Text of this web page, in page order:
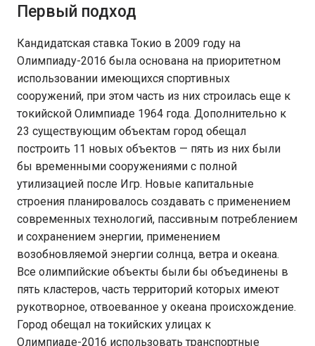
Первый подход
Кандидатская ставка Токио в 2009 году на
Олимпиаду-2016 была основана на приоритетном
использовании имеющихся спортивных
сооружений, при этом часть из них строилась еще к
токийской Олимпиаде 1964 года. Дополнительно к
23 существующим объектам город обещал
построить 11 новых объектов — пять из них были
бы временными сооружениями с полной
утилизацией после Игр. Новые капитальные
строения планировалось создавать с применением
современных технологий, пассивным потреблением
и сохранением энергии, применением
возобновляемой энергии солнца, ветра и океана.
Все олимпийские объекты были бы объединены в
пять кластеров, часть территорий которых имеют
рукотворное, отвоеванное у океана происхождение.
Город обещал на токийских улицах к
Олимпиаде-2016 использовать транспортные